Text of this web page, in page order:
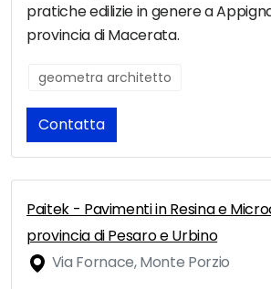
pratiche edilizie in genere a
provincia di Macerata.
geometra architetto
Contatta
Paitek - Pavimenti in Resina e
provincia di Pesaro e Urbino
Via Fornace, Monte Porzio